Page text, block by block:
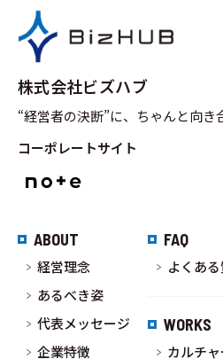
株式会社ビズハブ
“経営者の決断”に、ちゃんと向き
コーポレートサイト
ABOUT
経営理念
あるべき姿
代表メッセージ
企業特徴
FAQ
よくあ
WORKS
カルチ